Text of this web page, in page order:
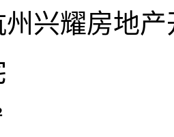
兴耀房地